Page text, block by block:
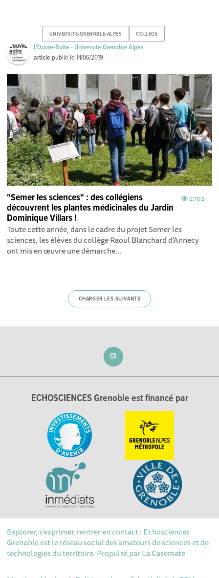
UNIVERSITE-GRENOBLE-ALPES COLLEGE
L'Ouvre-Boîte - Université Grenoble Alpes
article publié le14/06/2019
2702
"Semer les sciences" : des collégiens
découvrent les plantes médicinales du Jardin
Dominique Villars !
Toute cette année, dans le cadre du projet Semer les
sciences, les élèves du collège Raoul Blanchard d’Annecy
ont mis en œuvre une démarche...
CHARGER LES SUIVANTS
ECHOSCIENCES Grenoble est financé par
Explorer, s’exprimer, rentrer en contact : Echosciences
Grenoble est le réseau social des amateurs de sciences et de
technologies du territoire. Propulsé parLa Casemate